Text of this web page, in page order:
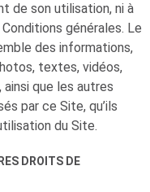
de son utilisation, ni à
générales. Le
des informations,
textes, vidéos,
ainsi que les autres
par ce Site, qu’ils
du Site.
DROITS DE